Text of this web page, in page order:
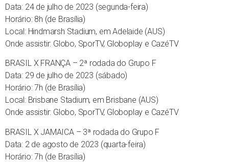
Data: 24 de julho de 2023 (segunda-feira)
Horário: 8h (de Brasília)
Local: Hindmarsh Stadium, em Adelaide (AUS)
Onde assistir: Globo, SporTV, Globoplay e CazéTV
BRASIL X FRANÇA – 2ª rodada do Grupo F
Data: 29 de julho de 2023 (sábado)
Horário: 7h (de Brasília)
Local: Brisbane Stadium, em Brisbane (AUS)
Onde assistir: Globo, SporTV, Globoplay e CazéTV
BRASIL X JAMAICA – 3ª rodada do Grupo F
Data: 2 de agosto de 2023 (quarta-feira)
Horário: 7h (de Brasília)